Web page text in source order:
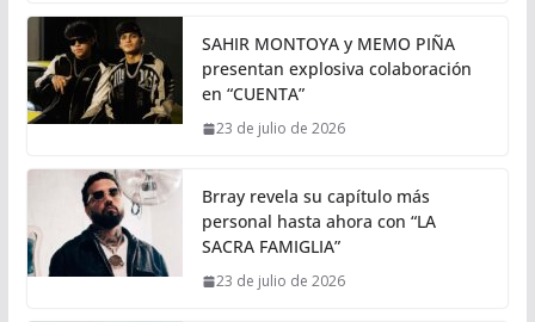
SAHIR MONTOYA y MEMO PIÑA
presentan explosiva colaboración
en “CUENTA”
23 de julio de 2026
Brray revela su capítulo más
personal hasta ahora con “LA
SACRA FAMIGLIA”
23 de julio de 2026